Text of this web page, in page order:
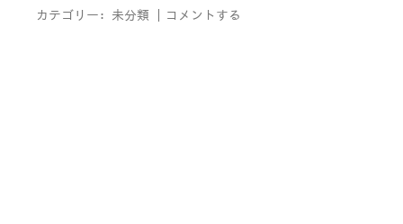
カテゴリー: 未分類 コメントする